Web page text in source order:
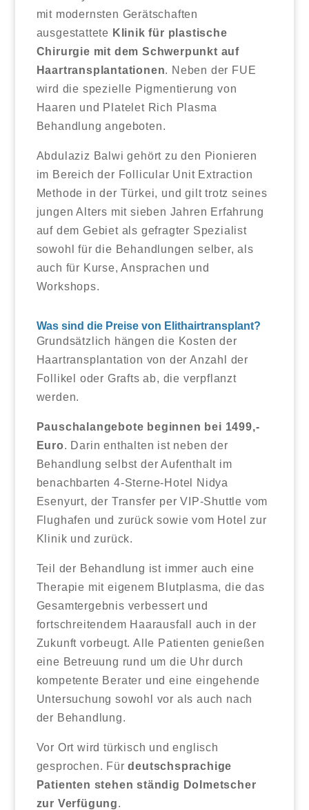
mit modernsten Gerätschaften
ausgestattete Klinik für plastische
Chirurgie mit dem Schwerpunkt auf
Haartransplantationen. Neben der FUE
wird die spezielle Pigmentierung von
Haaren und Platelet Rich Plasma
Behandlung angeboten.
Abdulaziz Balwi gehört zu den Pionieren
im Bereich der Follicular Unit Extraction
Methode in der Türkei, und gilt trotz seines
jungen Alters mit sieben Jahren Erfahrung
auf dem Gebiet als gefragter Spezialist
sowohl für die Behandlungen selber, als
auch für Kurse, Ansprachen und
Workshops.
Was sind die Preise von Elithairtransplant?
Grundsätzlich hängen die Kosten der
Haartransplantation von der Anzahl der
Follikel oder Grafts ab, die verpflanzt
werden.
Pauschalangebote beginnen bei 1499,-
Euro. Darin enthalten ist neben der
Behandlung selbst der Aufenthalt im
benachbarten 4-Sterne-Hotel Nidya
Esenyurt, der Transfer per VIP-Shuttle vom
Flughafen und zurück sowie vom Hotel zur
Klinik und zurück.
Teil der Behandlung ist immer auch eine
Therapie mit eigenem Blutplasma, die das
Gesamtergebnis verbessert und
fortschreitendem Haarausfall auch in der
Zukunft vorbeugt. Alle Patienten genießen
eine Betreuung rund um die Uhr durch
kompetente Berater und eine eingehende
Untersuchung sowohl vor als auch nach
der Behandlung.
Vor Ort wird türkisch und englisch
gesprochen. Fürdeutschsprachige
Patienten stehen ständig Dolmetscher
zur Verfügung.